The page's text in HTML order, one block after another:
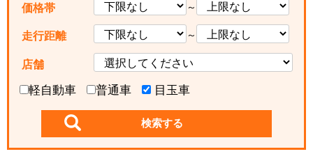
価格帯 ～
走行距離 ～
店舗
軽自動車 普通車 目玉車